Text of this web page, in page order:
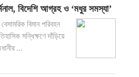
বিদেশি আগ্রহ ও ‘মধুর সমস্যা’
বেসামরিক বিমান পরিবহন
সন্ধিক্ষণে দাঁড়িয়ে
...